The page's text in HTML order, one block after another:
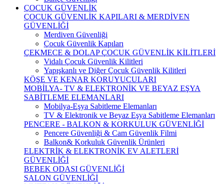
ÇOCUK GÜVENLİK
ÇOCUK GÜVENLİK KAPILARI & MERDİVEN
GÜVENLİĞİ
Merdiven Güvenliği
Çocuk Güvenlik Kapıları
ÇEKMECE & DOLAP ÇOCUK GÜVENLİK KİLİTLERİ
Vidalı Çocuk Güvenlik Kilitleri
Yapışkanlı ve Diğer Çocuk Güvenlik Kilitleri
KÖŞE VE KENAR KORUYUCULARI
MOBİLYA- TV & ELEKTRONİK VE BEYAZ EŞYA
SABİTLEME ELEMANLARI
Mobilya-Eşya Sabitleme Elemanları
TV & Elektronik ve Beyaz Eşya Sabitleme Elemanları
PENCERE - BALKON & KORKULUK GÜVENLİĞİ
Pencere Güvenliği & Cam Güvenlik Filmi
Balkon& Korkuluk Güvenlik Ürünleri
ELEKTRİK & ELEKTRONİK EV ALETLERİ
GÜVENLİĞİ
BEBEK ODASI GÜVENLİĞİ
SALON GÜVENLİĞİ